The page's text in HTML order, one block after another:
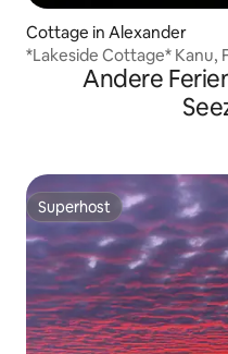
Cottage in Alexander
*Lakeside Cottage* Kanu,
Andere
Superhost
Superhost